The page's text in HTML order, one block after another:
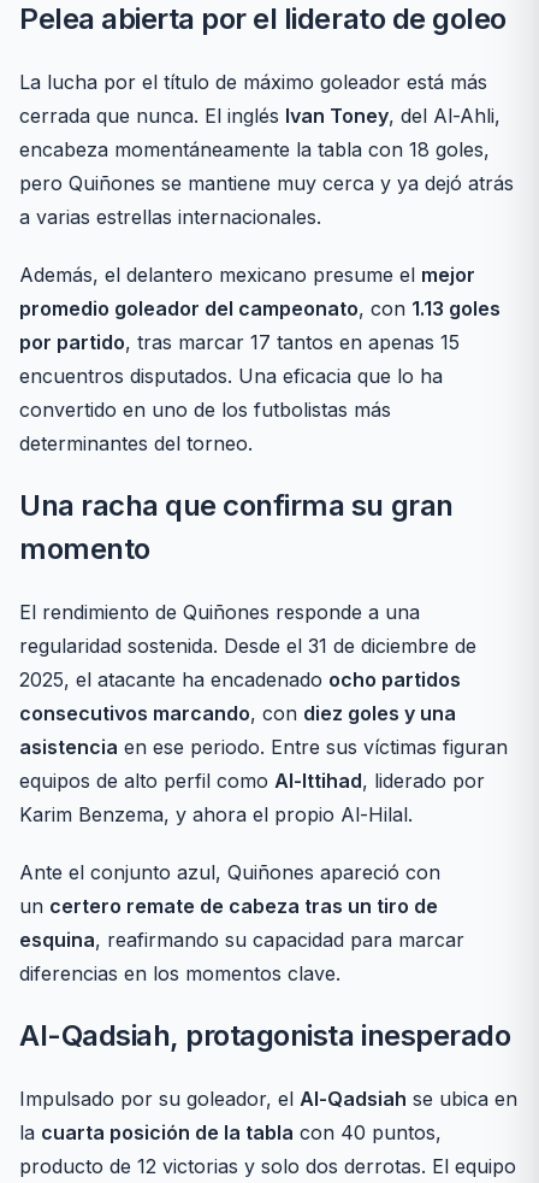
Pelea abierta por el liderato de goleo
La lucha por el título de máximo goleador está más
cerrada que nunca. El inglés Ivan Toney, del Al-Ahli,
encabeza momentáneamente la tabla con 18 goles,
pero Quiñones se mantiene muy cerca y ya dejó atrás
a varias estrellas internacionales.
Además, el delantero mexicano presume el mejor
promedio goleador del campeonato, con 1.13 goles
por partido, tras marcar 17 tantos en apenas 15
encuentros disputados. Una eficacia que lo ha
convertido en uno de los futbolistas más
determinantes del torneo.
Una racha que confirma su gran
momento
El rendimiento de Quiñones responde a una
regularidad sostenida. Desde el 31 de diciembre de
2025, el atacante ha encadenado ocho partidos
consecutivos marcando, con diez goles y una
asistencia en ese periodo. Entre sus víctimas figuran
equipos de alto perfil como Al-Ittihad, liderado por
Karim Benzema, y ahora el propio Al-Hilal.
Ante el conjunto azul, Quiñones apareció con
un certero remate de cabeza tras un tiro de
esquina, reafirmando su capacidad para marcar
diferencias en los momentos clave.
Al-Qadsiah, protagonista inesperado
Impulsado por su goleador, el Al-Qadsiah se ubica en
la cuarta posición de la tabla con 40 puntos,
producto de 12 victorias y solo dos derrotas. El equipo